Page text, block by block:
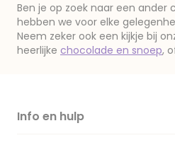
Ben je op zoek naar een ander
hebben we voor elke
Neem zeker ook een kijkje bij
heerlijke chocolade en snoep,
Info en hulp